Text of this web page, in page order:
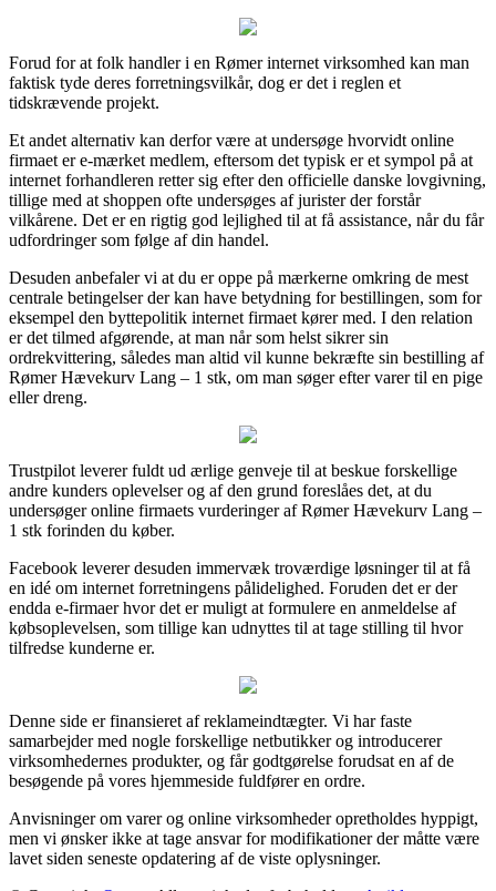
Forud for at folk handler i en Rømer internet virksomhed kan man
faktisk tyde deres forretningsvilkår, dog er det i reglen et
tidskrævende projekt.
Et andet alternativ kan derfor være at undersøge hvorvidt online
firmaet er e-mærket medlem, eftersom det typisk er et sympol på at
internet forhandleren retter sig efter den officielle danske lovgivning,
tillige med at shoppen ofte undersøges af jurister der forstår
vilkårene. Det er en rigtig god lejlighed til at få assistance, når du får
udfordringer som følge af din handel.
Desuden anbefaler vi at du er oppe på mærkerne omkring de mest
centrale betingelser der kan have betydning for bestillingen, som for
eksempel den byttepolitik internet firmaet kører med. I den relation
er det tilmed afgørende, at man når som helst sikrer sin
ordrekvittering, således man altid vil kunne bekræfte sin bestilling af
Rømer Hævekurv Lang – 1 stk, om man søger efter varer til en pige
eller dreng.
Trustpilot leverer fuldt ud ærlige genveje til at beskue forskellige
andre kunders oplevelser og af den grund foreslåes det, at du
undersøger online firmaets vurderinger af Rømer Hævekurv Lang –
1 stk forinden du køber.
Facebook leverer desuden immervæk troværdige løsninger til at få
en idé om internet forretningens pålidelighed. Foruden det er der
endda e-firmaer hvor det er muligt at formulere en anmeldelse af
købsoplevelsen, som tillige kan udnyttes til at tage stilling til hvor
tilfredse kunderne er.
Denne side er finansieret af reklameindtægter. Vi har faste
samarbejder med nogle forskellige netbutikker og introducerer
virksomhedernes produkter, og får godtgørelse forudsat en af de
besøgende på vores hjemmeside fuldfører en ordre.
Anvisninger om varer og online virksomheder opretholdes hyppigt,
men vi ønsker ikke at tage ansvar for modifikationer der måtte være
lavet siden seneste opdatering af de viste oplysninger.